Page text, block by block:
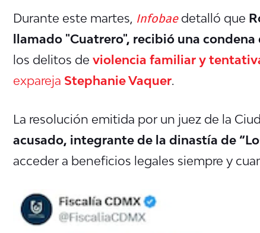
Durante este martes, Infobaedetalló que
llamado "Cuatrero", recibió una condena
los delitos de violencia familiar y
expareja Stephanie Vaquer
La resolución emitida por un juez de la
acusado, integrante de la dinastía de
acceder a beneficios legales siempre y